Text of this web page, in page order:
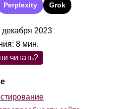
Perplexity Grok
2023
читать?
8 мин.